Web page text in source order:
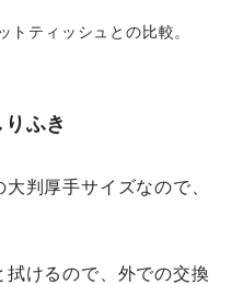
トティッシュとの比較。
ふき
判厚手サイズなので、
けるので、外での交換